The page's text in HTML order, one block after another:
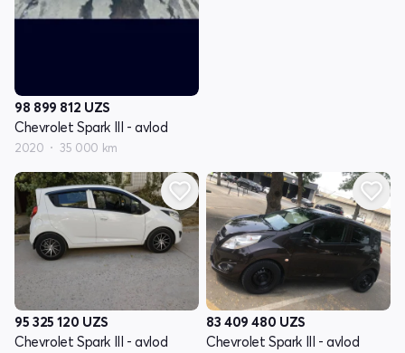
98 899 812 UZS
Chevrolet Spark III - avlod
2020 35 000 km
95 325 120 UZS
Chevrolet Spark III - avlod
83 409 480 UZS
Chevrolet Spark III - avlod